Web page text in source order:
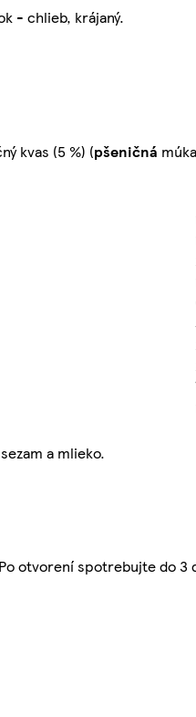
- chlieb, krájaný.
kvas (5 %) (pšeničná
a mlieko.
otvorení spotrebujte do